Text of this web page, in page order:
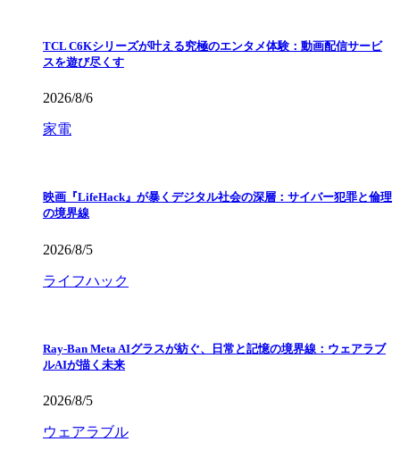
TCL C6Kシリーズが叶える究極のエンタメ体験：動画配信サービ
スを遊び尽くす
2026/8/6
家電
映画『LifeHack』が暴くデジタル社会の深層：サイバー犯罪と倫理
の境界線
2026/8/5
ライフハック
Ray-Ban Meta AIグラスが紡ぐ、日常と記憶の境界線：ウェアラブ
ルAIが描く未来
2026/8/5
ウェアラブル